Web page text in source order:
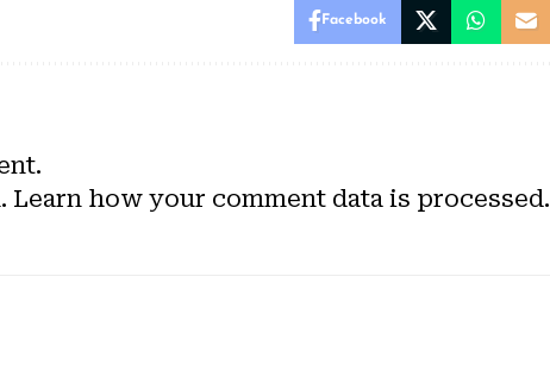
Facebook
Learn how your comment data is processed.